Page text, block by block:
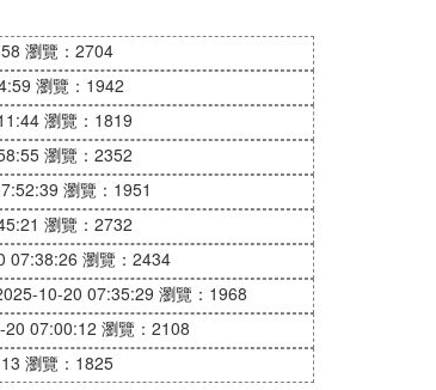
瀏覽：2704
瀏覽：1942
瀏覽：1819
瀏覽：2352
瀏覽：1951
瀏覽：2732
07:38:26 瀏覽：2434
10-20 07:35:29 瀏覽：1968
07:00:12 瀏覽：2108
瀏覽：1825